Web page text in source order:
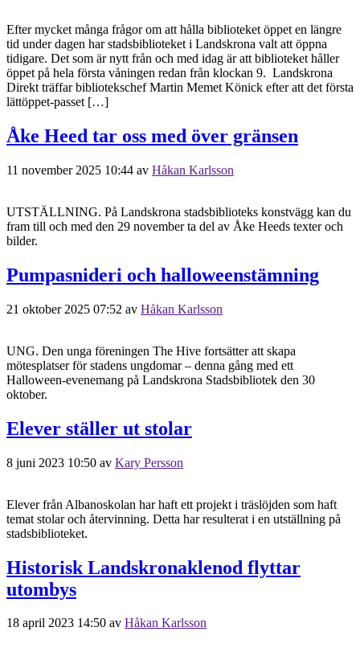
Efter mycket många frågor om att hålla biblioteket öppet en längre
tid under dagen har stadsbiblioteket i Landskrona valt att öppna
tidigare. Det som är nytt från och med idag är att biblioteket håller
öppet på hela första våningen redan från klockan 9. Landskrona
Direkt träffar bibliotekschef Martin Memet Könick efter att det första
lättöppet-passet […]
Åke Heed tar oss med över gränsen
11 november 2025 10:44 av Håkan Karlsson
UTSTÄLLNING. På Landskrona stadsbiblioteks konstvägg kan du
fram till och med den 29 november ta del av Åke Heeds texter och
bilder.
Pumpasnideri och halloweenstämning
21 oktober 2025 07:52 av Håkan Karlsson
UNG. Den unga föreningen The Hive fortsätter att skapa
mötesplatser för stadens ungdomar – denna gång med ett
Halloween-evenemang på Landskrona Stadsbibliotek den 30
oktober.
Elever ställer ut stolar
8 juni 2023 10:50 av Kary Persson
Elever från Albanoskolan har haft ett projekt i träslöjden som haft
temat stolar och återvinning. Detta har resulterat i en utställning på
stadsbiblioteket.
Historisk Landskronaklenod flyttar
utombys
18 april 2023 14:50 av Håkan Karlsson